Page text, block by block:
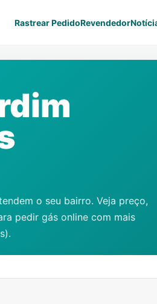
Rastrear PedidoRevendedor
o seu bairro. Veja preço,
pedir gás online com mais
.